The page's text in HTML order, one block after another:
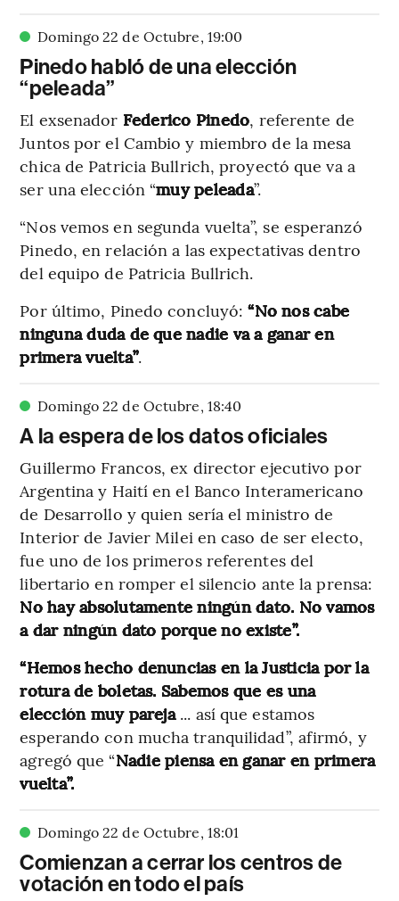
Domingo 22 de Octubre, 19:00
Pinedo habló de una elección
“peleada”
El exsenador Federico Pinedo, referente de
Juntos por el Cambio y miembro de la mesa
chica de Patricia Bullrich, proyectó que va a
ser una elección “muy peleada”.
“Nos vemos en segunda vuelta”, se esperanzó
Pinedo, en relación a las expectativas dentro
del equipo de Patricia Bullrich.
Por último, Pinedo concluyó:“No nos cabe
ninguna duda de que nadie va a ganar en
primera vuelta”.
Domingo 22 de Octubre, 18:40
A la espera de los datos oficiales
Guillermo Francos, ex director ejecutivo por
Argentina y Haití en el Banco Interamericano
de Desarrollo y quien sería el ministro de
Interior de Javier Milei en caso de ser electo,
fue uno de los primeros referentes del
libertario en romper el silencio ante la prensa:
No hay absolutamente ningún dato. No vamos
a dar ningún dato porque no existe”.
“Hemos hecho denuncias en la Justicia por la
rotura de boletas. Sabemos que es una
elección muy pareja ... así que estamos
esperando con mucha tranquilidad”, afirmó, y
agregó que “Nadie piensa en ganar en primera
vuelta”.
Domingo 22 de Octubre, 18:01
Comienzan a cerrar los centros de
votación en todo el país